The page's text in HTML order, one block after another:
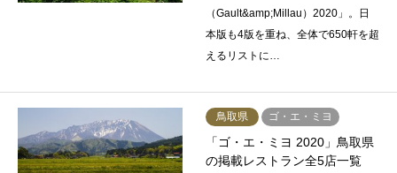
（Gault&amp;Millau）2020」。日
本版も4版を重ね、全体で650軒を超
えるリストに…
鳥取県 ゴ・エ・ミヨ
「ゴ・エ・ミヨ 2020」鳥取県
の掲載レストラン全5店一覧